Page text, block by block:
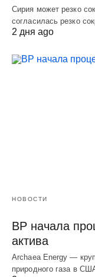
Сирия может резко
согласилась резко
2 дня ago
НОВОСТИ
BP начала
актива
Archaea Energy —
природного газа в